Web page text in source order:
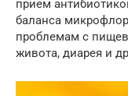
прием
баланса
проблемам с
живота, диарея и